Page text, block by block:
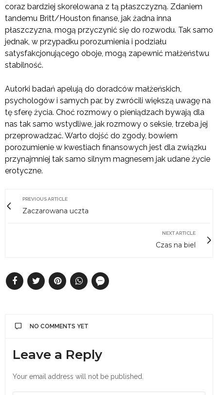
coraz bardziej skorelowana z tą płaszczyzną. Zdaniem
tandemu Britt/Houston finanse, jak żadna inna
płaszczyzna, mogą przyczynić się do rozwodu. Tak samo
jednak, w przypadku porozumienia i podziału
satysfakcjonującego oboje, mogą zapewnić małżeństwu
stabilność.
Autorki badań apelują do doradców małżeńskich,
psychologów i samych par, by zwrócili większą uwagę na
tę sferę życia. Choć rozmowy o pieniądzach bywają dla
nas tak samo wstydliwe, jak rozmowy o seksie, trzeba jej
przeprowadzać. Warto dojść do zgody, bowiem
porozumienie w kwestiach finansowych jest dla związku
przynajmniej tak samo silnym magnesem jak udane życie
erotyczne.
PREVIOUS ARTICLE
Zaczarowana uczta
NEXT ARTICLE
Czas na biel
NO COMMENTS YET
Leave a Reply
Your email address will not be published.